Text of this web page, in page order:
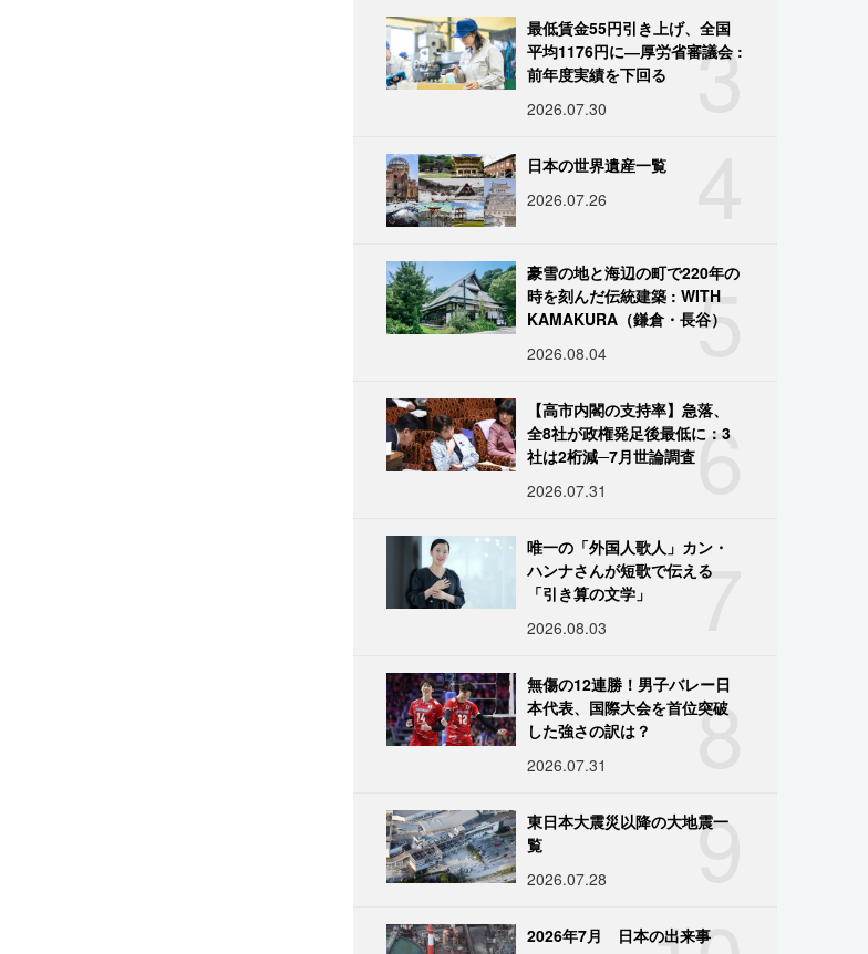
3
最低賃金55円引き上げ、全国
平均1176円に―厚労省審議会 :
前年度実績を下回る
2026.07.30
日本の世界遺産一覧
2026.07.26
5
豪雪の地と海辺の町で220年の
時を刻んだ伝統建築 : WITH
KAMAKURA（鎌倉・長谷）
2026.08.04
6
【高市内閣の支持率】急落、
全8社が政権発足後最低に：3
社は2桁減─7月世論調査
2026.07.31
7
唯一の「外国人歌人」カン・
ハンナさんが短歌で伝える
「引き算の文学」
2026.08.03
8
無傷の12連勝！男子バレー日
本代表、国際大会を首位突破
した強さの訳は？
2026.07.31
9
東日本大震災以降の大地震一
覧
2026.07.28
2026年7月 日本の出来事